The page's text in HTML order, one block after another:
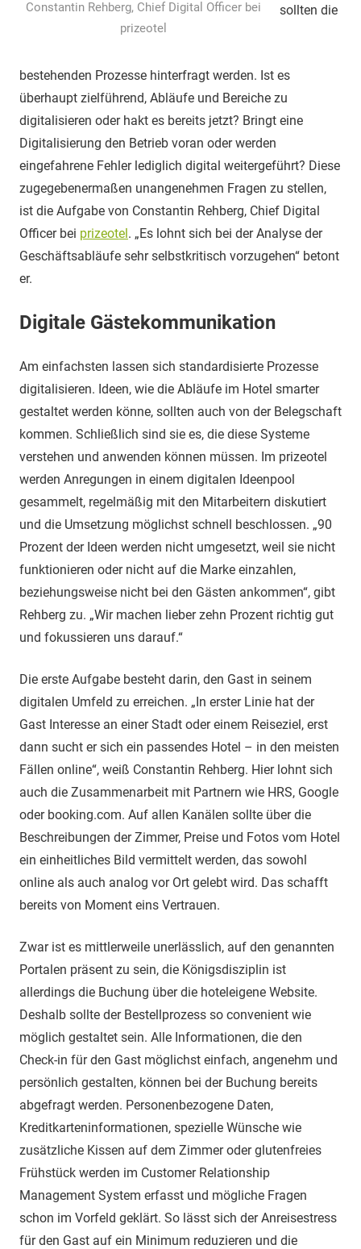
Constantin Rehberg, Chief Digital Officer bei
prizeotel
sollten die
bestehenden Prozesse hinterfragt werden. Ist es
überhaupt zielführend, Abläufe und Bereiche zu
digitalisieren oder hakt es bereits jetzt? Bringt eine
Digitalisierung den Betrieb voran oder werden
eingefahrene Fehler lediglich digital weitergeführt? Diese
zugegebenermaßen unangenehmen Fragen zu stellen,
ist die Aufgabe von Constantin Rehberg, Chief Digital
Officer bei prizeotel. „Es lohnt sich bei der Analyse der
Geschäftsabläufe sehr selbstkritisch vorzugehen“ betont
er.
Digitale Gästekommunikation
Am einfachsten lassen sich standardisierte Prozesse
digitalisieren. Ideen, wie die Abläufe im Hotel smarter
gestaltet werden könne, sollten auch von der Belegschaft
kommen. Schließlich sind sie es, die diese Systeme
verstehen und anwenden können müssen. Im prizeotel
werden Anregungen in einem digitalen Ideenpool
gesammelt, regelmäßig mit den Mitarbeitern diskutiert
und die Umsetzung möglichst schnell beschlossen. „90
Prozent der Ideen werden nicht umgesetzt, weil sie nicht
funktionieren oder nicht auf die Marke einzahlen,
beziehungsweise nicht bei den Gästen ankommen“, gibt
Rehberg zu. „Wir machen lieber zehn Prozent richtig gut
und fokussieren uns darauf.“
Die erste Aufgabe besteht darin, den Gast in seinem
digitalen Umfeld zu erreichen. „In erster Linie hat der
Gast Interesse an einer Stadt oder einem Reiseziel, erst
dann sucht er sich ein passendes Hotel – in den meisten
Fällen online“, weiß Constantin Rehberg. Hier lohnt sich
auch die Zusammenarbeit mit Partnern wie HRS, Google
oder booking.com. Auf allen Kanälen sollte über die
Beschreibungen der Zimmer, Preise und Fotos vom Hotel
ein einheitliches Bild vermittelt werden, das sowohl
online als auch analog vor Ort gelebt wird. Das schafft
bereits von Moment eins Vertrauen.
Zwar ist es mittlerweile unerlässlich, auf den genannten
Portalen präsent zu sein, die Königsdisziplin ist
allerdings die Buchung über die hoteleigene Website.
Deshalb sollte der Bestellprozess so convenient wie
möglich gestaltet sein. Alle Informationen, die den
Check-in für den Gast möglichst einfach, angenehm und
persönlich gestalten, können bei der Buchung bereits
abgefragt werden. Personenbezogene Daten,
Kreditkarteninformationen, spezielle Wünsche wie
zusätzliche Kissen auf dem Zimmer oder glutenfreies
Frühstück werden im Customer Relationship
Management System erfasst und mögliche Fragen
schon im Vorfeld geklärt. So lässt sich der Anreisestress
für den Gast auf ein Minimum reduzieren und die